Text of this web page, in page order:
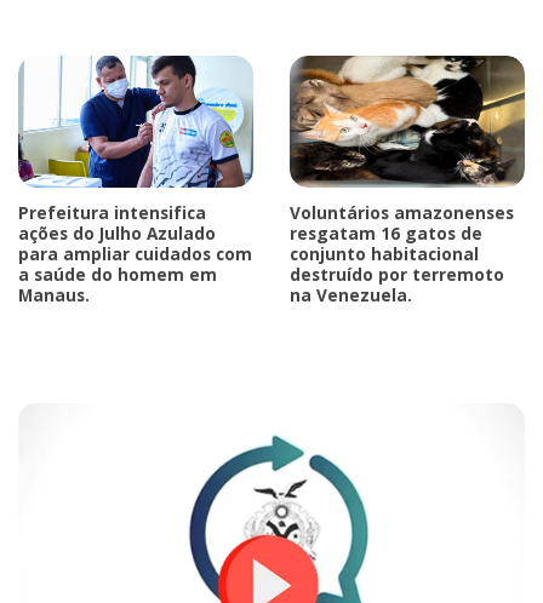
Prefeitura intensifica
ações do Julho Azulado
para ampliar cuidados com
a saúde do homem em
Manaus.
Voluntários amazonenses
resgatam 16 gatos de
conjunto habitacional
destruído por terremoto
na Venezuela.